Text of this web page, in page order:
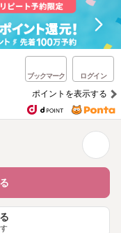
ブックマーク ログイン
ポイントを表示する